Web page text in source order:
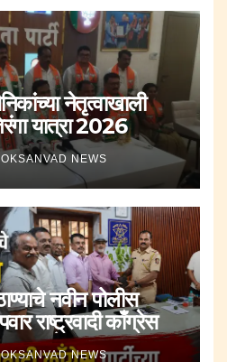
नेतृत्वाखाली
यात्रा 2026
NEWS
नवीन पोलीस
राष्ट्रवादी काँग्रेस
आले स्वागत.
NEWS